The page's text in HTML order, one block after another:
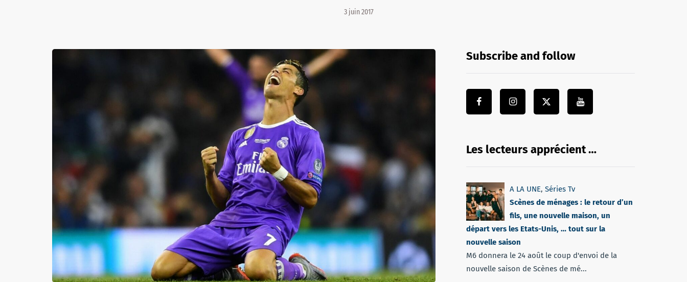
3 juin 2017
Subscribe and follow
Les lecteurs apprécient …
A LA UNE, Séries Tv
Scènes de ménages : le retour d’un
fils, une nouvelle maison, un
départ vers les Etats-Unis, … tout sur la
nouvelle saison
M6 donnera le 24 août le coup d'envoi de la
nouvelle saison de Scènes de mé...